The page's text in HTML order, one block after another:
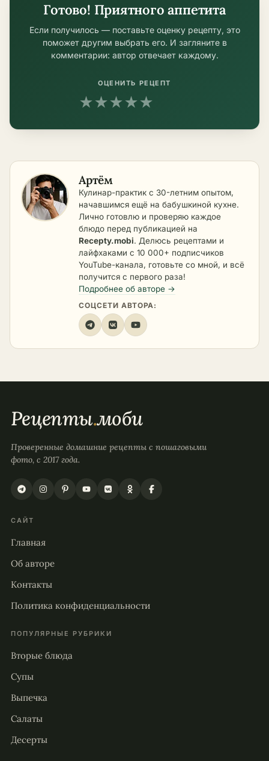
Готово! Приятного аппетита
Если получилось — поставьте оценку рецепту, это
поможет другим выбрать его. И загляните в
комментарии: автор отвечает каждому.
ОЦЕНИТЬ РЕЦЕПТ
★★★★★
Артём
Кулинар-практик с 30-летним опытом,
начавшимся ещё на бабушкиной кухне.
Лично готовлю и проверяю каждое
блюдо перед публикацией на
Recepty.mobi. Делюсь рецептами и
лайфхаками с 10 000+ подписчиков
YouTube-канала, готовьте со мной, и всё
получится с первого раза!
Подробнее об авторе →
СОЦСЕТИ АВТОРА:
Рецепты.моби
Проверенные домашние рецепты с пошаговыми
фото, с 2017 года.
САЙТ
Главная
Об авторе
Контакты
Политика конфиденциальности
ПОПУЛЯРНЫЕ РУБРИКИ
Вторые блюда
Супы
Выпечка
Салаты
Десерты